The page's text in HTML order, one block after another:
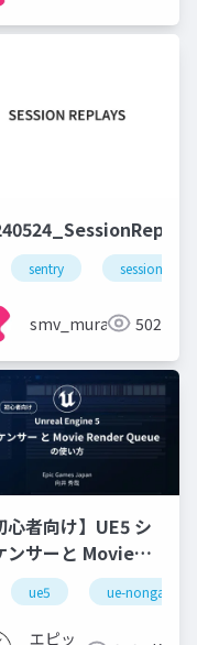
sentry session
smv_murakami502
心者向け】UE5 シ
ンサーと Movie
Queue の使い
Cinematic Dive
ue5 ue-nongame
エピッ